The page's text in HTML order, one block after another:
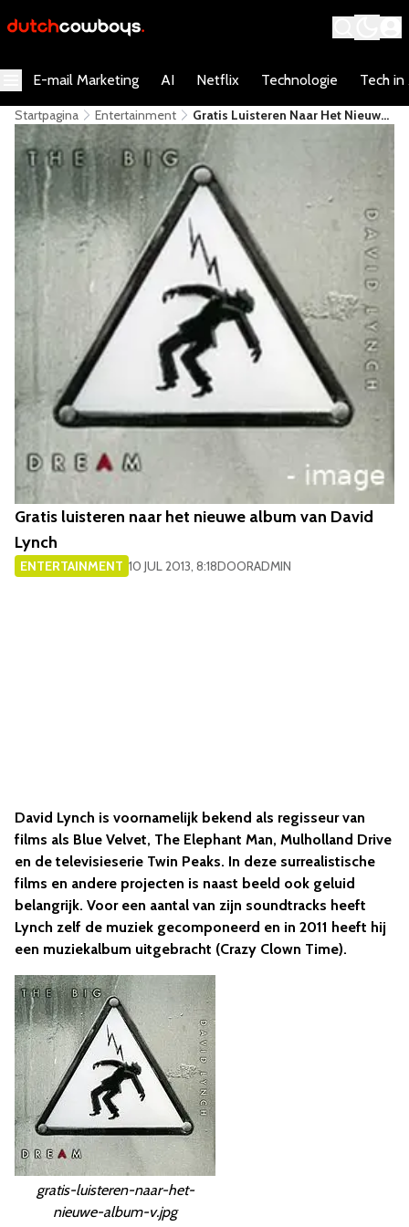
E-mail Marketing AI Netflix Technologie Tech in
Startpagina Entertainment
Gratis Luisteren Naar Het Nieuwe
Album Van David Lynch
Gratis luisteren naar het nieuwe album van David
Lynch
ENTERTAINMENT 10 JUL 2013, 8:18DOORADMIN
David Lynch is voornamelijk bekend als regisseur van
films als Blue Velvet, The Elephant Man, Mulholland Drive
en de televisieserie Twin Peaks. In deze surrealistische
films en andere projecten is naast beeld ook geluid
belangrijk. Voor een aantal van zijn soundtracks heeft
Lynch zelf de muziek gecomponeerd en in 2011 heeft hij
een muziekalbum uitgebracht (Crazy Clown Time).
gratis-luisteren-naar-het-
nieuwe-album-v.jpg